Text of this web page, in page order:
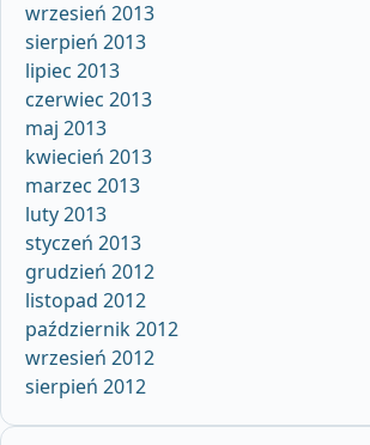
wrzesień 2013
sierpień 2013
lipiec 2013
czerwiec 2013
maj 2013
kwiecień 2013
marzec 2013
luty 2013
styczeń 2013
grudzień 2012
listopad 2012
październik 2012
wrzesień 2012
sierpień 2012